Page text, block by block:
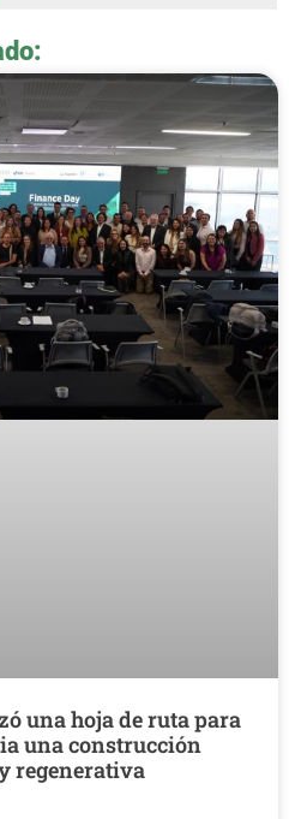
una hoja de ruta para
una construcción
regenerativa